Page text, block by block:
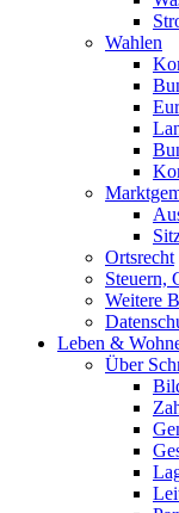
Wahlen
Ortsrecht
Steuern,
Weitere
Leben &
Über